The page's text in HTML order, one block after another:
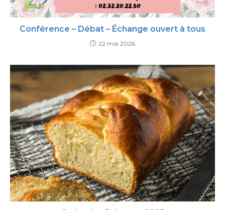
Conférence – Débat – Échange ouvert à tous
22 mai 2026